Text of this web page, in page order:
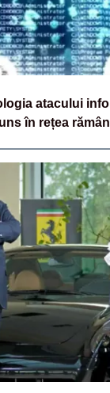
atacului
în rețea